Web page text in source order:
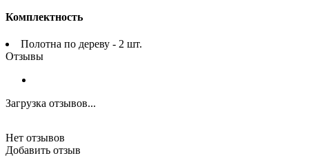
Комплектность
Полотна по дереву - 2 шт.
Отзывы
Загрузка отзывов...
Нет отзывов
Добавить отзыв